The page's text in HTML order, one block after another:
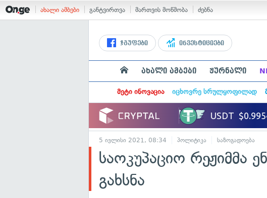
ახალი ამბები განტვირთვა მართვის მოწმობა ძებნა
ჯგუფები ინვესტიციები
ახალი ამბები ჟურნალი
მეტი ინოვაცია იცხოვრე სრულყოფილად
5 ივლისი 2021, 08:34 პოლიტიკა საზოგადოება
საოკუპაციო რეჟიმმა
გახსნა